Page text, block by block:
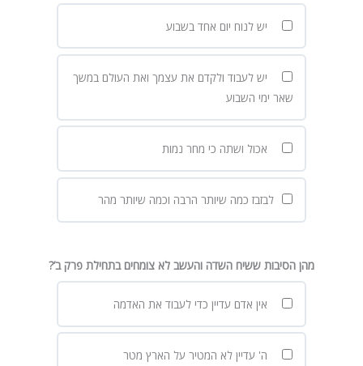
יש לנוח יום אחד בשבוע
יש לעבוד ולקדם את עצמך ואת העולם במשך
שאר ימי השבוע
אכול ושתה כי מחר נמות
לבזבז כמה שיותר הרבה וכמה שיותר מהר
מהן הסיבות ששיח השדה והעשב לא צומחים בתחילת פרק ב’?
אין אדם עדיין כדי לעבוד את האדמה
ה' עדיין לא המטיר על הארץ מטר